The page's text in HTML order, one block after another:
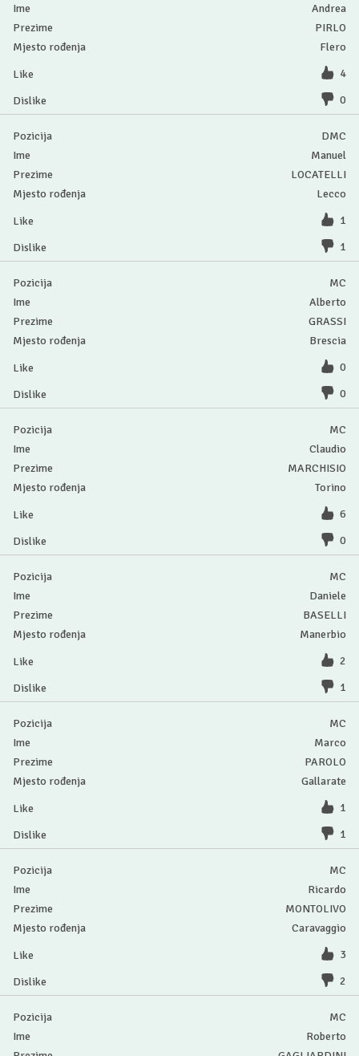
Andrea
PIRLO
Flero
4
0
DMC
Manuel
LOCATELLI
Lecco
1
1
MC
Alberto
GRASSI
Brescia
0
0
MC
Claudio
MARCHISIO
Torino
6
0
MC
Daniele
BASELLI
Manerbio
2
1
MC
Marco
PAROLO
Gallarate
1
1
MC
Ricardo
MONTOLIVO
Caravaggio
3
2
MC
Roberto